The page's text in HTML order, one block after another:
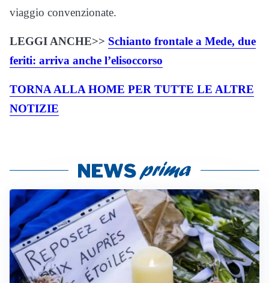
viaggio convenzionate.
LEGGI ANCHE>> Schianto frontale a Mede, due
feriti: arriva anche l’elisoccorso
TORNA ALLA HOME PER TUTTE LE ALTRE
NOTIZIE